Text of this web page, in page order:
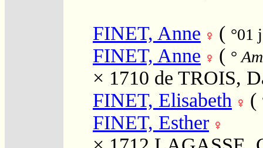
FINET, Anne ( °01
FINET, Anne ( °
× 1710 de TROIS,
FINET, Elisabeth
(
FINET, Esther